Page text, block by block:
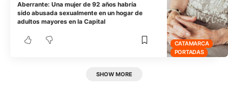
CATAMARCA
PORTADAS
Aberrante: Una mujer de 92 años habría
sido abusada sexualmente en un hogar de
adultos mayores en la Capital
SHOW MORE